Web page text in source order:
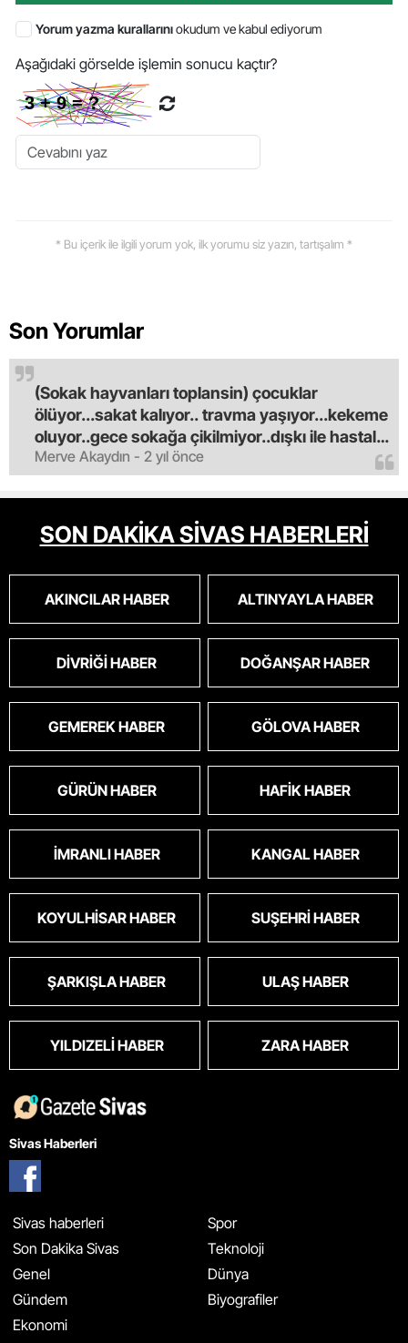
Yorum yazma kurallarınıokudum ve kabul ediyorum
Aşağıdaki görselde işlemin sonucu kaçtır?
* Bu içerik ile ilgili yorum yok, ilk yorumu siz yazın, tartışalım *
Son Yorumlar
Merve Akaydın - 2 yıl önce
(Sokak hayvanları toplansin) çocuklar
ölüyor...sakat kalıyor.. travma yaşıyor...kekeme
oluyor..gece sokağa çikilmiyor..dışkı ile hastalık
saciyorlar.araba ve taksi olmadan eve
gldemiyoruz.artik bıktık.mama lobisinden para
alan tipler yüzünden bu vahşi hayvanlar
masum algısı yapılıyor.iki gün aç kalsa kendi
cinsini bile öldüren bu kopekler derhal
oldu.korkuyoruz.
SON DAKİKA SİVAS HABERLERİ
AKINCILAR HABER ALTINYAYLA HABER
DIVRIĞI HABER DOĞANŞAR HABER
GEMEREK HABER GÖLOVA HABER
GÜRÜN HABER HAFIK HABER
İMRANLI HABER KANGAL HABER
KOYULHISAR HABER SUŞEHRI HABER
ŞARKIŞLA HABER ULAŞ HABER
YILDIZELI HABER ZARA HABER
Sivas Haberleri
Sivas haberleri
Son Dakika Sivas
Genel
Gündem
Ekonomi
Spor
Teknoloji
Dünya
Biyografiler